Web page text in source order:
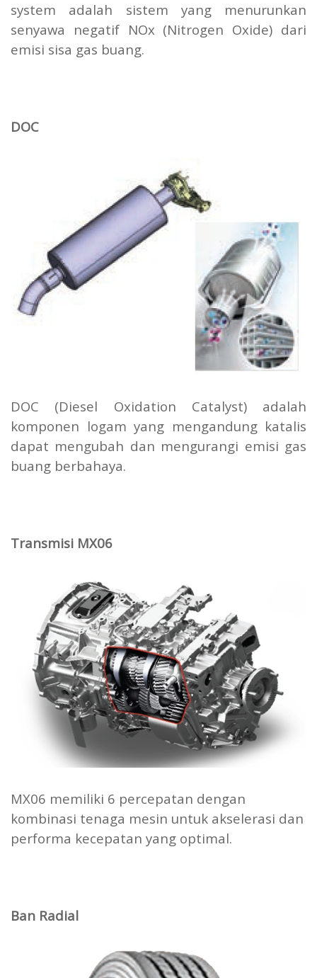
system adalah sistem yang menurunkan
senyawa negatif NOx (Nitrogen Oxide) dari
emisi sisa gas buang.
DOC
DOC (Diesel Oxidation Catalyst) adalah
komponen logam yang mengandung katalis
dapat mengubah dan mengurangi emisi gas
buang berbahaya.
Transmisi MX06
MX06 memiliki 6 percepatan dengan
kombinasi tenaga mesin untuk akselerasi dan
performa kecepatan yang optimal.
Ban Radial